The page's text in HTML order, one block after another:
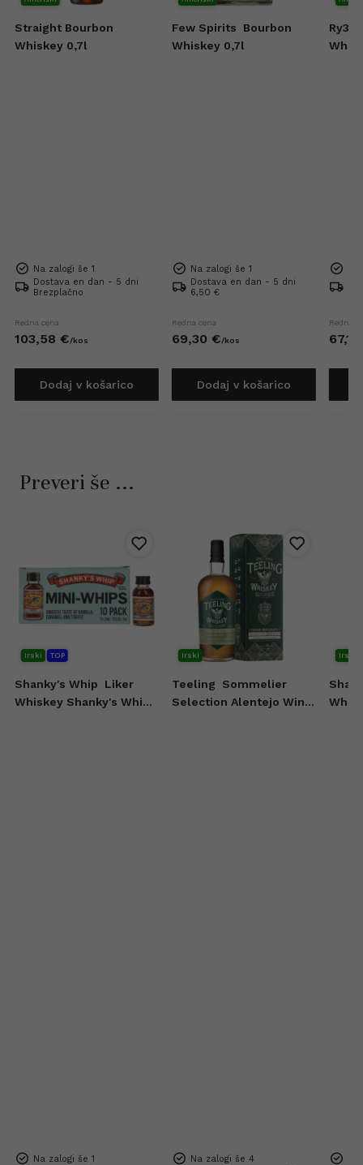
Straight Bourbon
Whiskey 0,7l
Na zalogi še 1
Dostava en dan - 5 dni
Brezplačno
Redna cena
103,58 €/kos
Dodaj v košarico
Few Spirits
Bourbon
Whiskey 0,7l
Na zalogi še 1
Dostava en dan - 5 dni
6,50 €
Redna cena
69,30 €/kos
Dodaj v košarico
Ry3
Redna
67,10
Preveri še ...
Irski TOP
Shanky's Whip
Liker
Whiskey Shanky's Whip
Na zalogi še 1
Irski
Teeling
Sommelier
Selection Alentejo Wine
Na zalogi še 4
Irski